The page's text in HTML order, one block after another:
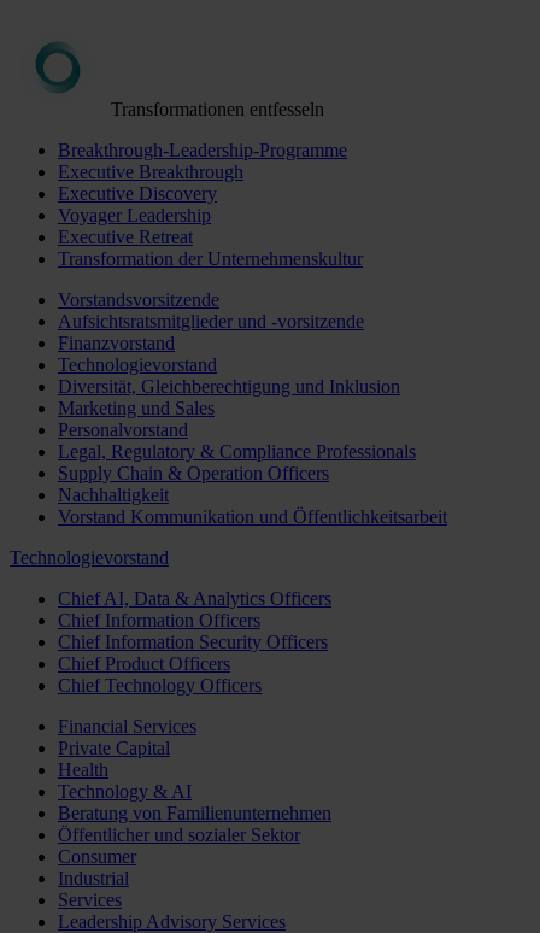
Transformationen entfesseln
Breakthrough-Leadership-Programme
Executive Breakthrough
Executive Discovery
Voyager Leadership
Executive Retreat
Transformation der Unternehmenskultur
Vorstandsvorsitzende
Aufsichtsratsmitglieder und -vorsitzende
Finanzvorstand
Technologievorstand
Diversität, Gleichberechtigung und Inklusion
Marketing und Sales
Personalvorstand
Legal, Regulatory & Compliance Professionals
Supply Chain & Operation Officers
Nachhaltigkeit
Vorstand Kommunikation und Öffentlichkeitsarbeit
Technologievorstand
Chief AI, Data & Analytics Officers
Chief Information Officers
Chief Information Security Officers
Chief Product Officers
Chief Technology Officers
Financial Services
Private Capital
Health
Technology & AI
Beratung von Familienunternehmen
Öffentlicher und sozialer Sektor
Consumer
Industrial
Services
Leadership Advisory Services